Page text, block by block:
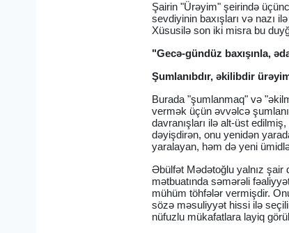
Şairin "Ürəyim" şeirində
sevdiyinin baxışları və nazı
Xüsusilə son iki misra bu
"Gecə-gündüz baxışınla,
Şumlanıbdır, əkilibdir
Burada "şumlanmaq" və
vermək üçün əvvəlcə
davranışları ilə alt-üst
dəyişdirən, onu yenidən
yaralayan, həm də yeni
Əbülfət Mədətoğlu yalnız
mətbuatında səmərəli
mühüm töhfələr vermişdir.
sözə məsuliyyət hissi ilə
nüfuzlu mükafatlara layiq